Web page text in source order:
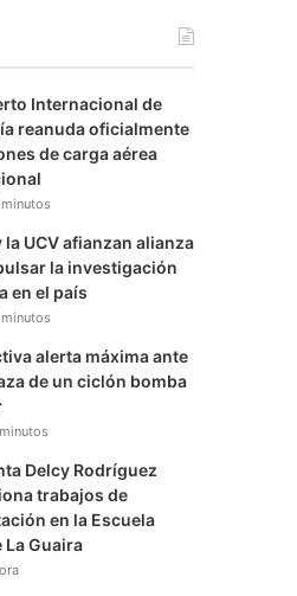
r
a
m
a
m
Internacional de
reanuda oficialmente
de carga aérea
la UCV afianzan alianza
la investigación
en el país
alerta máxima ante
de un ciclón bomba
Delcy Rodríguez
trabajos de
en la Escuela
La Guaira